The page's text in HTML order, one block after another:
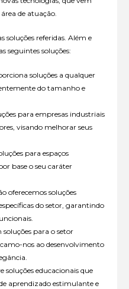
de atuação.
soluções referidas. Além e
seguintes soluções:
soluções a qualquer
do tamanho e
para empresas industriais
visando melhorar seus
para espaços
base o seu caráter
oferecemos soluções
do setor, garantindo
para o setor
nos ao desenvolvimento
soluções educacionais que
aprendizado estimulante e